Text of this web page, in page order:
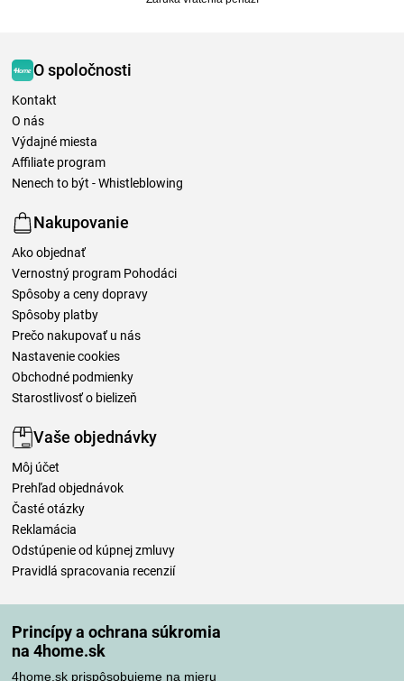
Princípy a ochrana súkromia
na 4home.sk
4home.sk prispôsobujeme na mieru
O spoločnosti
Kontakt
O nás
Výdajné miesta
Affiliate program
Nenech to být - Whistleblowing
Nakupovanie
Ako objednať
Vernostný program Pohodáci
Spôsoby a ceny dopravy
Spôsoby platby
Prečo nakupovať u nás
Nastavenie cookies
Obchodné podmienky
Starostlivosť o bielizeň
Vaše objednávky
Môj účet
Prehľad objednávok
Časté otázky
Reklamácia
Odstúpenie od kúpnej zmluvy
Pravidlá spracovania recenzií